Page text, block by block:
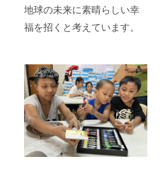
地球の未来に素晴らしい幸
福を招くと考えています。